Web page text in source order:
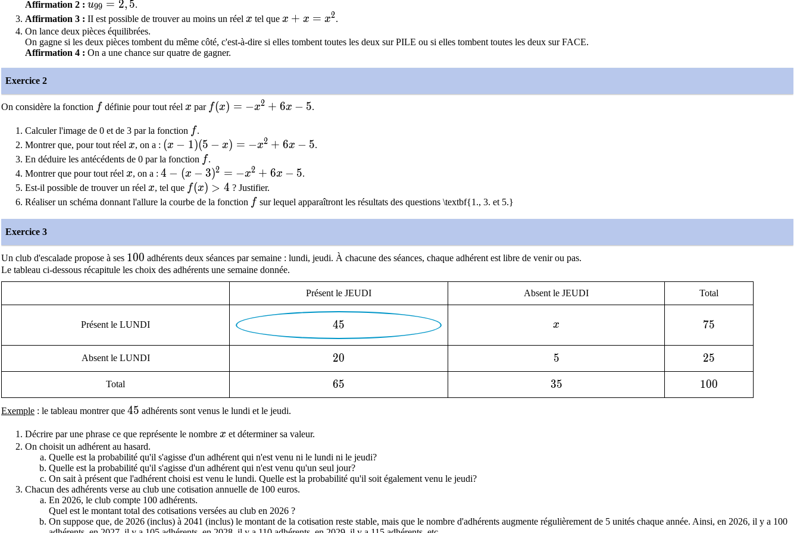
Affirmation 2 : u_{99}=2,5
u99 = 2, 5.
Affirmation 3 : II est possible de trouver au moins un réel x
x tel que x+x=x^{2}
x + x = x2.
On lance deux pièces équilibrées.
On gagne si les deux pièces tombent du même côté, c'est-à-dire si elles tombent toutes les deux sur PILE ou si elles tombent toutes les deux sur FACE.
Affirmation 4 : On a une chance sur quatre de gagner.
Exercice 2
On considère la fonction ff définie pour tout réelx
x par f(x) = - x^{2} + 6 x - 5
f(x) = −x2 + 6x − 5.
Calculer l'image de 0 et de 3 par la fonction ff.
Montrer que, pour tout réel x
x, on a : (x - 1)(5 - x) = -x^{2} + 6 x - 5
(x − 1)(5 − x) = −x2 + 6x − 5.
En déduire les antécédents de 0 par la fonction ff.
Montrer que pour tout réel x
x, on a : 4-(x - 3)^{2} = - x^{2}+6 x - 5
4 − (x − 3)2 = −x2 + 6x − 5.
Est-il possible de trouver un réel x
x, tel que f(x) > 4
f(x) > 4 ? Justifier.
Réaliser un schéma donnant l'allure la courbe de la fonction ff sur lequel apparaîtront les résultats des questions \textbf{1., 3. et 5.}
Exercice 3
Un club d'escalade propose à ses 100
100 adhérents deux séances par semaine : lundi, jeudi. À chacune des séances, chaque adhérent est libre de venir ou pas.
Le tableau ci-dessous récapitule les choix des adhérents une semaine donnée.
Présent le JEUDI Absent le JEUDI Total
Présent le LUNDI 45
45 x
x 75
75
Absent le LUNDI 20
20 5
5 25
25
Total 65
65 35
35 100
100
Exemple : le tableau montrer que 45
45 adhérents sont venus le lundi et le jeudi.
Décrire par une phrase ce que représente le nombre x
x et déterminer sa valeur.
On choisit un adhérent au hasard.
Quelle est la probabilité qu'il s'agisse d'un adhérent qui n'est venu ni le lundi ni le jeudi?
Quelle est la probabilité qu'il s'agisse d'un adhérent qui n'est venu qu'un seul jour?
On sait à présent que l'adhérent choisi est venu le lundi. Quelle est la probabilité qu'il soit également venu le jeudi?
Chacun des adhérents verse au club une cotisation annuelle de 100 euros.
En 2026, le club compte 100 adhérents.
Quel est le montant total des cotisations versées au club en 2026 ?
On suppose que, de 2026 (inclus) à 2041 (inclus) le montant de la cotisation reste stable, mais que le nombre d'adhérents augmente régulièrement de 5 unités chaque année. Ainsi, en 2026, il y a 100